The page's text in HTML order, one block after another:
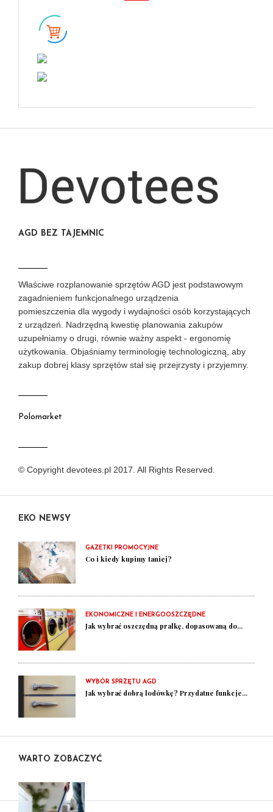
AGD BEZ TAJEMNIC
Właściwe rozplanowanie sprzętów AGD jest podstawowym
zagadnieniem funkcjonalnego urządzenia
pomieszczenia dla wygody i wydajności osób korzystających
z urządzeń. Nadrzędną kwestię planowania zakupów
uzupełniamy o drugi, równie ważny aspekt - ergonomię
użytkowania. Objaśniamy terminologię technologiczną, aby
zakup dobrej klasy sprzętów stał się przejrzysty i przyjemny.
Polomarket
© Copyright devotees.pl 2017. All Rights Reserved.
EKO NEWSY
GAZETKI PROMOCYJNE
Co i kiedy kupimy taniej?
EKONOMICZNE I ENERGOOSZCZĘDNE
Jak wybrać oszczędną pralkę, dopasowaną do...
WYBÓR SPRZĘTU AGD
Jak wybrać dobrą lodówkę? Przydatne funkcje...
WARTO ZOBACZYĆ